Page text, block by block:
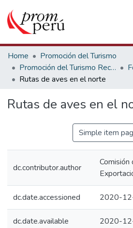
Communities & Collections
All of DSpace
Statistics
Home
Promoción del Turismo
Promoción del Turismo Receptivo
Rutas de aves en el norte
Rutas de aves en el
Simple item
dc.contributor.author
Comisión
dc.date.accessioned 2020-
dc.date.available 2020-